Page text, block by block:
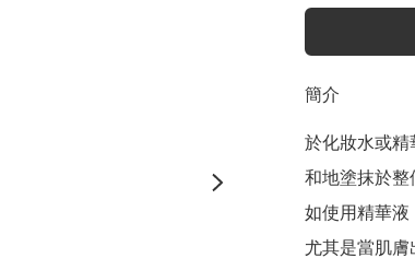
簡介
於化妝水或精
和地塗抹於整
如使用精華液
尤其是當肌